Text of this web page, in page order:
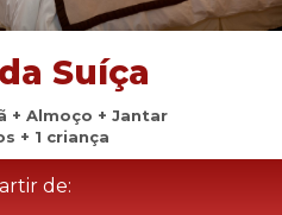
Suíça
+ Almoço + Jantar
+ 1 criança
de: